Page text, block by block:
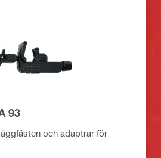
93
och adaptrar för